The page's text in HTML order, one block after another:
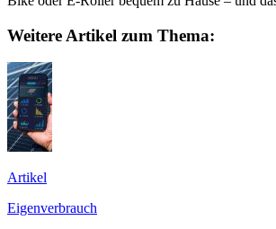
Weitere Artikel zum Thema:
Artikel
Eigenverbrauch